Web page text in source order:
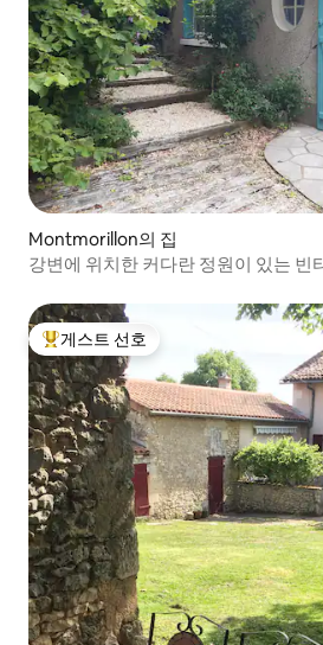
Montmorillon의 집
강변에 위치한 커다란 정원이 있는 빈
상위 게스트 선호
게스트 선호